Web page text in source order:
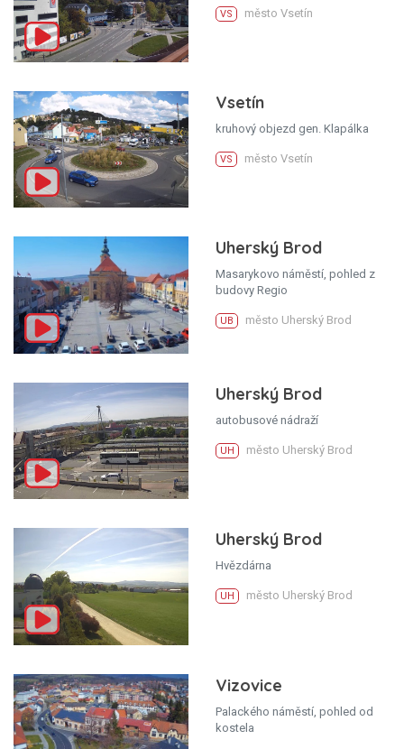
VS město Vsetín
Vsetín
kruhový objezd gen. Klapálka
VS město Vsetín
Uherský Brod
Masarykovo náměstí, pohled z
budovy Regio
UB město Uherský Brod
Uherský Brod
autobusové nádraží
UH město Uherský Brod
Uherský Brod
Hvězdárna
UH město Uherský Brod
Vizovice
Palackého náměstí, pohled od
kostela